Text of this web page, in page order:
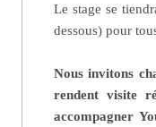
Le stage se
dessous) pour
Nous invitons
rendent visite
accompagner